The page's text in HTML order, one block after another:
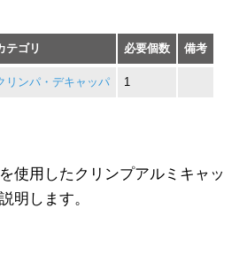
テゴリ 必要個数 備考
リンパ・デキャッパ 1
使用したクリンプアルミキャッ
明します。